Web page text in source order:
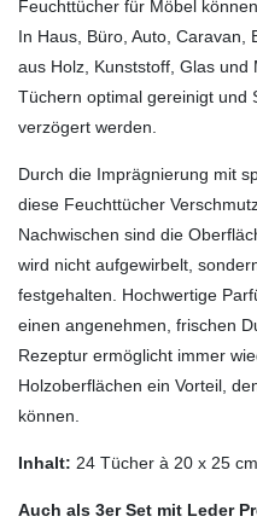
Feuchttücher für Möbel
In Haus, Büro, Auto, Caravan,
aus Holz, Kunststoff, Glas
Tüchern optimal gereinigt und
verzögert werden.
Durch die Imprägnierung mit
diese Feuchttücher
Nachwischen sind die
wird nicht aufgewirbelt,
festgehalten. Hochwertige
einen angenehmen, frischen
Rezeptur ermöglicht immer
Holzoberflächen ein Vorteil,
können.
Inhalt: 24 Tücher à 20 x 25
Auch als 3er Set mit Leder